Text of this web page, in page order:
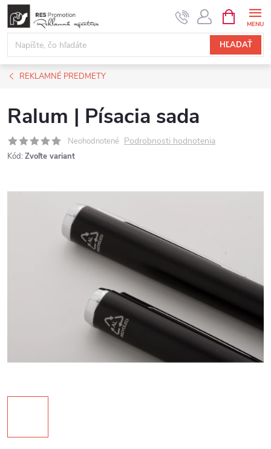
Prejsť
obsah
HĽADAŤ
KOŠÍK
REKLAMNÉ PREDMETY
Ralum | Písacia sada
Neohodnotené Podrobnosti hodnotenia
Kód: Zvoľte variant